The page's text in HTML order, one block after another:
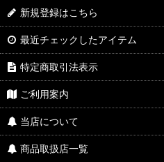
新規登録はこちら
最近チェックしたアイテム
特定商取引法表示
ご利用案内
当店について
商品取扱店一覧